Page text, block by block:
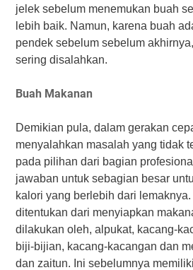
jelek sebelum menemukan buah
lebih baik. Namun, karena buah
pendek sebelum sebelum
sering disalahkan.
Buah Makanan
Demikian pula, dalam gerakan
menyalahkan masalah yang tidak
pada pilihan dari bagian
jawaban untuk sebagian besar
kalori yang berlebih dari
ditentukan dari menyiapkan
dilakukan oleh, alpukat, kacang-
biji-bijian, kacang-kacangan dan
dan zaitun. Ini sebelumnya